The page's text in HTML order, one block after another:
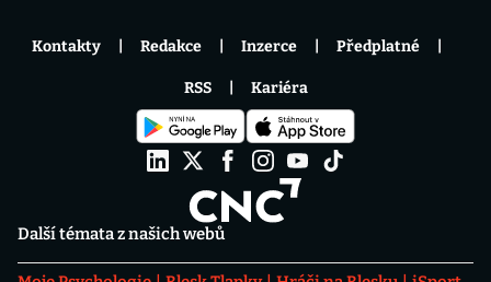
Další témata z našich webů
Kontakty Redakce Inzerce Předplatné
RSS Kariéra